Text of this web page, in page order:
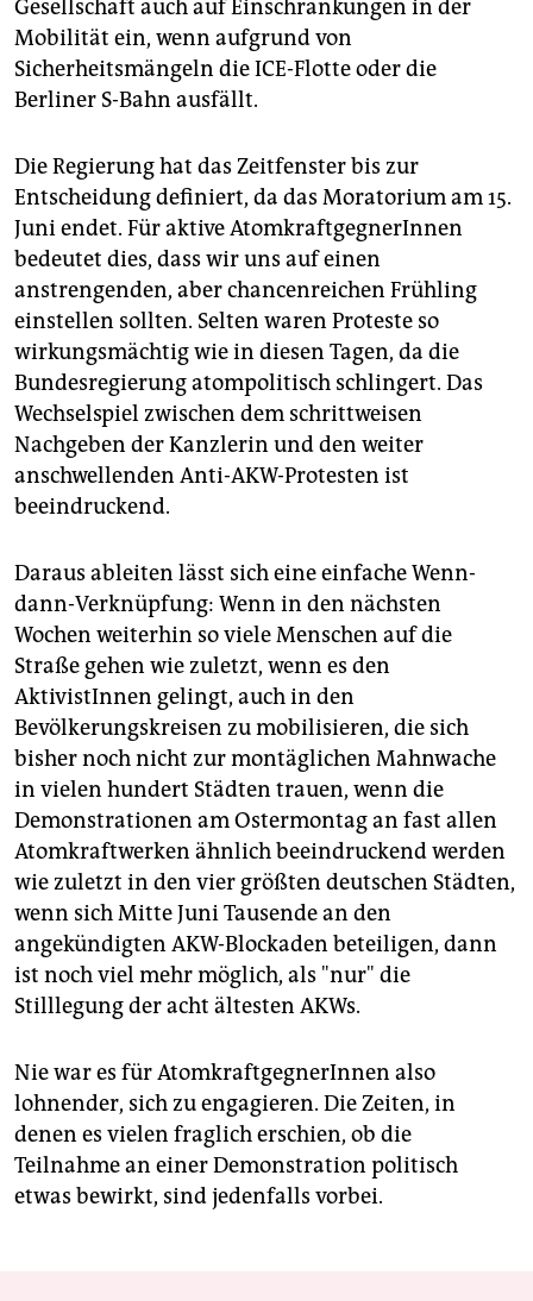
Gesellschaft auch auf Einschränkungen in der
Mobilität ein, wenn aufgrund von
Sicherheitsmängeln die ICE-Flotte oder die
Berliner S-Bahn ausfällt.
Die Regierung hat das Zeitfenster bis zur
Entscheidung definiert, da das Moratorium am 15.
Juni endet. Für aktive AtomkraftgegnerInnen
bedeutet dies, dass wir uns auf einen
anstrengenden, aber chancenreichen Frühling
einstellen sollten. Selten waren Proteste so
wirkungsmächtig wie in diesen Tagen, da die
Bundesregierung atompolitisch schlingert. Das
Wechselspiel zwischen dem schrittweisen
Nachgeben der Kanzlerin und den weiter
anschwellenden Anti-AKW-Protesten ist
beeindruckend.
Daraus ableiten lässt sich eine einfache Wenn-
dann-Verknüpfung: Wenn in den nächsten
Wochen weiterhin so viele Menschen auf die
Straße gehen wie zuletzt, wenn es den
AktivistInnen gelingt, auch in den
Bevölkerungskreisen zu mobilisieren, die sich
bisher noch nicht zur montäglichen Mahnwache
in vielen hundert Städten trauen, wenn die
Demonstrationen am Ostermontag an fast allen
Atomkraftwerken ähnlich beeindruckend werden
wie zuletzt in den vier größten deutschen Städten,
wenn sich Mitte Juni Tausende an den
angekündigten AKW-Blockaden beteiligen, dann
ist noch viel mehr möglich, als "nur" die
Stilllegung der acht ältesten AKWs.
Nie war es für AtomkraftgegnerInnen also
lohnender, sich zu engagieren. Die Zeiten, in
denen es vielen fraglich erschien, ob die
Teilnahme an einer Demonstration politisch
etwas bewirkt, sind jedenfalls vorbei.